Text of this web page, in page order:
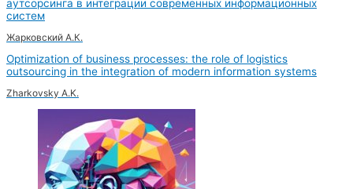
аутсорсинга в интеграции современных информационных
систем
Жарковский А.К.
Optimization of business processes: the role of logistics
outsourcing in the integration of modern information systems
Zharkovsky A.K.